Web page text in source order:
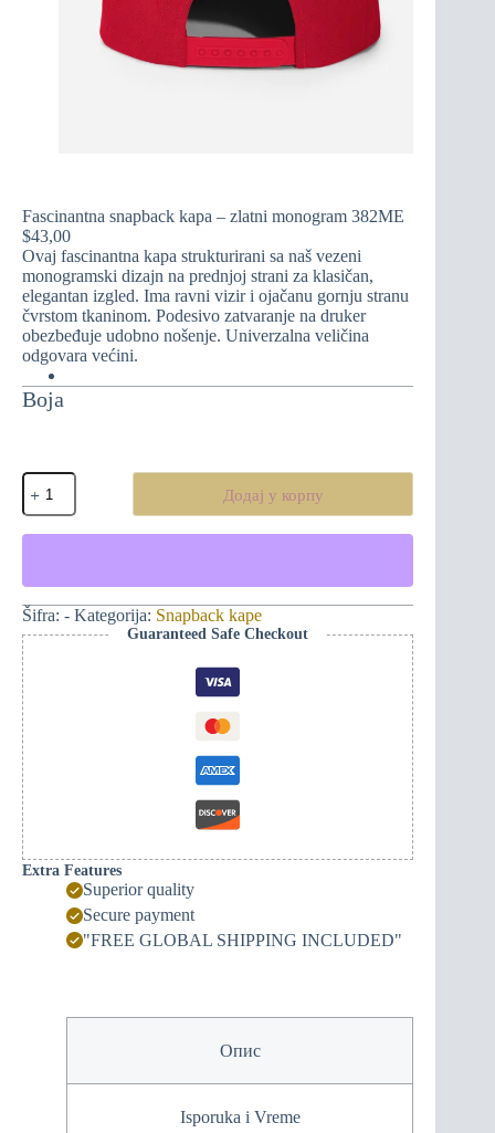
Fascinantna snapback kapa – zlatni monogram 382ME
$43,00
Ovaj fascinantna kapa strukturirani sa naš vezeni
monogramski dizajn na prednjoj strani za klasičan,
elegantan izgled. Ima ravni vizir i ojačanu gornju stranu
čvrstom tkaninom. Podesivo zatvaranje na druker
obezbeđuje udobno nošenje. Univerzalna veličina
odgovara većini.
Boja
Fascinantna
snapback
kapa
-
382ME
количина
Додај у корпу
Šifra: - Kategorija: Snapback kape
Guaranteed Safe Checkout
Extra Features
Superior quality
Secure payment
"FREE GLOBAL SHIPPING INCLUDED"
Опис
Isporuka i Vreme